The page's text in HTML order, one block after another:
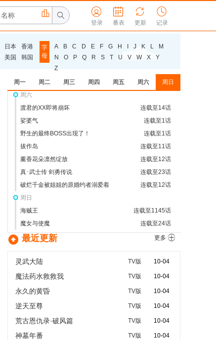
日本
香港
美国 韩国
字
母
A B C D E F G H J K L
M
N
O P Q R S T U V W X
Y
Z

登录

番表

更新

记录


周一 周二 周三 周四 周五 周六 周日
连载至1话
永久的黄昏
连载至2话
最后可以再拜托您一件事吗
连载至1话
差点在迷宫深处被信任的伙伴杀掉
连载至1话
野原广志午餐流派
连载至1话
恶食千金与狂血公爵
连载至12话
沉默魔女的秘密
周六
连载至14话
渡君的XX即将崩坏
连载至1话
娑婆气
连载至1话
野生的最终BOSS出现了！
连载至11话
拔作岛
连载至12话
薰香花朵凛然绽放
连载至23话
真･武士传 剑勇传说
连载至12话
破烂千金被姐姐的原婚约者溺爱着
周日
连载至1145话
海贼王
连载至24话
魔女与使魔
更多 
 最近更新
10-04
灵武大陆 TV版
10-04
魔法药水救救我 TV版
10-04
永久的黄昏 TV版
10-04
逆天至尊 TV版
10-04
荒古恩仇录·破风篇 TV版
10-04
神墓年番 TV版